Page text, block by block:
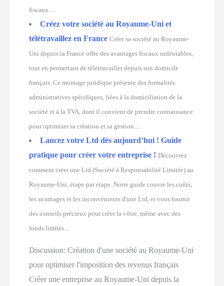
fiscaux....
Créez votre société au Royaume-Uni et
télétravaillez en France Créer sa société au Royaume-
Uni depuis la France offre des avantages fiscaux indéniables,
tout en permettant de télétravailler depuis son domicile
français. Ce montage juridique présente des formalités
administratives spécifiques, liées à la domiciliation de la
société et à la TVA, dont il convient de prendre connaissance
pour optimiser sa création et sa gestion....
Lancez votre Ltd dès aujourd’hui ! Guide
pratique pour créer votre entreprise ! Découvrez
comment créer une Ltd (Société à Responsabilité Limitée) au
Royaume-Uni, étape par étape. Notre guide couvre les coûts,
les avantages et les inconvénients d'une Ltd, et vous fournit
des conseils précieux pour créer la vôtre, même avec des
fonds limités....
Discussion:Création d'une société au Royaume-Uni
pour optimiser l'imposition des revenus français
Créer une entreprise au Royaume-Uni depuis la